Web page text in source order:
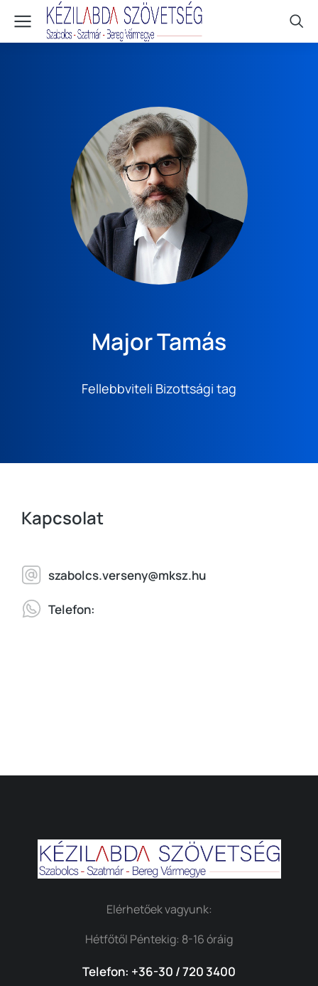
Major Tamás
Fellebbviteli Bizottsági tag
Kapcsolat
szabolcs.verseny@mksz.hu
Telefon:
Elérhetőek vagyunk:
Hétfőtől Péntekig: 8-16 óráig
Telefon: +36-30 / 720 3400